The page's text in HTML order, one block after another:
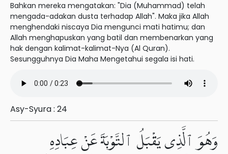
Bahkan mereka mengatakan: "Dia (Muhammad) telah
mengada-adakan dusta terhadap Allah". Maka jika Allah
menghendaki niscaya Dia mengunci mati hatimu; dan
Allah menghapuskan yang batil dan membenarkan yang
hak dengan kalimat-kalimat-Nya (Al Quran).
Sesungguhnya Dia Maha Mengetahui segala isi hati.
Asy-Syura : 24
وَهُوَ ٱلَّذِى يَقْبَلُ ٱلتَّوْبَةَ عَنْ عِبَادِهِۦ